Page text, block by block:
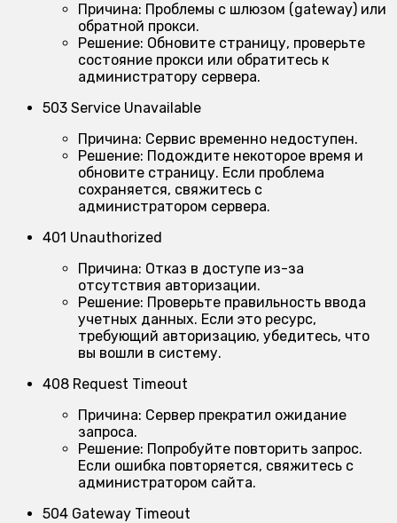
Причина: Проблемы с шлюзом (gateway) или
обратной прокси.
Решение: Обновите страницу, проверьте
состояние прокси или обратитесь к
администратору сервера.
503 Service Unavailable
Причина: Сервис временно недоступен.
Решение: Подождите некоторое время и
обновите страницу. Если проблема
сохраняется, свяжитесь с
администратором сервера.
401 Unauthorized
Причина: Отказ в доступе из-за
отсутствия авторизации.
Решение: Проверьте правильность ввода
учетных данных. Если это ресурс,
требующий авторизацию, убедитесь, что
вы вошли в систему.
408 Request Timeout
Причина: Сервер прекратил ожидание
запроса.
Решение: Попробуйте повторить запрос.
Если ошибка повторяется, свяжитесь с
администратором сайта.
504 Gateway Timeout